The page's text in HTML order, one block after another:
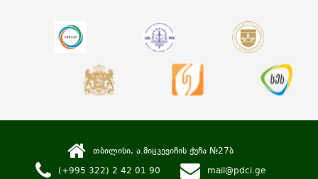
თბილისი, ა.მიცკევიჩის ქუჩა №27ბ
(+995 322) 2 42 01 90
mail@pdci.ge